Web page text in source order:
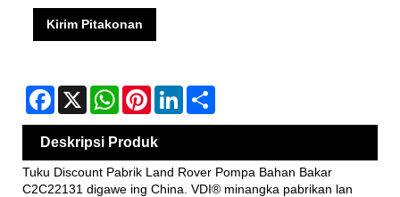
Kirim Pitakonan
Facebook
X WhatsAppPinterestLinkedIn
Deskripsi Produk
Tuku Discount Pabrik Land Rover Pompa Bahan Bakar
C2C22131 digawe ing China. VDI® minangka pabrikan lan